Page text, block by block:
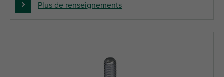
Plus de renseignements